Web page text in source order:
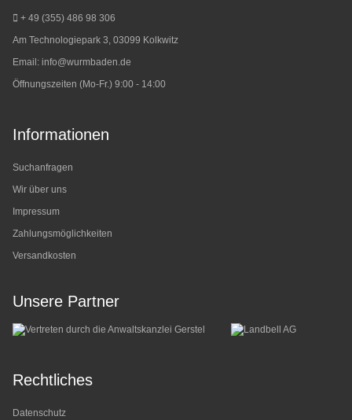
+ 49 (355) 486 98 306
Am Technologiepark 3, 03099 Kolkwitz
Email: info@wurmbaden.de
Öffnungszeiten (Mo-Fr.) 9:00 - 14:00
Informationen
Suchanfragen
Wir über uns
Impressum
Zahlungsmöglichkeiten
Versandkosten
Unsere Partner
Rechtliches
Datenschutz